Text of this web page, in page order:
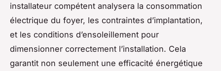
installateur compétent analysera la consommation
électrique du foyer, les contraintes d’implantation,
et les conditions d’ensoleillement pour
dimensionner correctement l’installation. Cela
garantit non seulement une efficacité énergétique